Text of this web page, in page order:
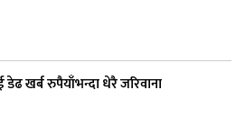
खर्ब रुपैयाँभन्दा धेरै जरिवाना